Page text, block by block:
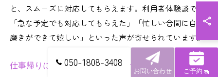
と、スムーズに対応してもらえます。利用者体験談では
「急な予定でも対応してもらえた」「忙しい合間に自分
磨きができて嬉しい」といった声が寄せられています。
仕事帰りに使える平日限定クーポンの魅力
050-1808-3408
お問い合わせ ご予約